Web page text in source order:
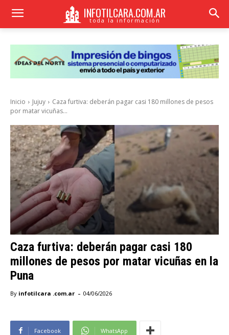
INFOTILCARA.COM.AR
toda la información
Inicio Jujuy
Caza furtiva: deberán pagar casi 180 millones de pesos
por matar vicuñas...
Caza furtiva: deberán pagar casi 180
millones de pesos por matar vicuñas en la
Puna
By infotilcara .com.ar - 04/06/2026
Facebook WhatsApp